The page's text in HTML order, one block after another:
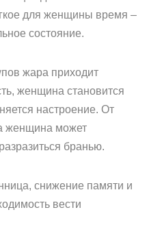
для женщины время –
состояние.
жара приходит
женщина становится
настроение. От
женщина может
бранью.
снижение памяти и
вести